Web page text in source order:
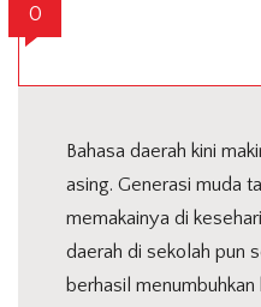
0
Bahasa daerah kini
asing. Generasi muda
memakainya di
daerah di sekolah pun
berhasil